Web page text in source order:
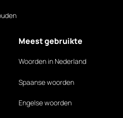
Meest gebruikte
Woorden in Nederland
Spaanse woorden
Engelse woorden